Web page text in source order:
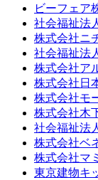
ビーフェア
社会福祉法
株式会社ニ
社会福祉法
株式会社ア
株式会社日
株式会社モ
株式会社木
社会福祉法
株式会社ベ
株式会社マ
東京建物キ